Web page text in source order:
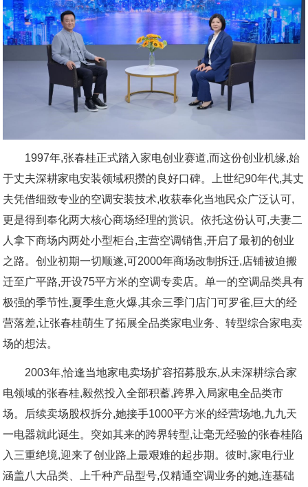
1997年,张春桂正式踏入家电创业赛道,而这份创业机缘,始
于丈夫深耕家电安装领域积攒的良好口碑。上世纪90年代,其丈
夫凭借细致专业的空调安装技术,收获奉化当地民众广泛认可,
更是得到奉化两大核心商场经理的赏识。依托这份认可,夫妻二
人拿下商场内两处小型柜台,主营空调销售,开启了最初的创业
之路。创业初期一切顺遂,可2000年商场改制拆迁,店铺被迫搬
迁至广平路,开设75平方米的空调专卖店。单一的空调品类具有
极强的季节性,夏季生意火爆,其余三季门店门可罗雀,巨大的经
营落差,让张春桂萌生了拓展全品类家电业务、转型综合家电卖
场的想法。
2003年,恰逢当地家电卖场扩容招募股东,从未深耕综合家
电领域的张春桂,毅然投入全部积蓄,跨界入局家电全品类市
场。后续卖场股权拆分,她接手1000平方米的经营场地,九九天
一电器就此诞生。突如其来的跨界转型,让毫无经验的张春桂陷
入三重绝境,迎来了创业路上最艰难的起步期。彼时,家电行业
涵盖八大品类、上千种产品型号,仅精通空调业务的她,连基础